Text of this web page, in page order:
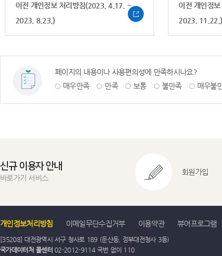
이전 개인정보 처리방침(2023. 4.17. ~
2023. 8.23.)
이전 개인정
2023. 11.22.)
페이지의 내용이나 사용편의성에 만족하시나요?
매우만족
만족 보통 불만족 매우불
신규 이용자 안내
바로가기 서비스
회원가입
개인정보처리방침 이메일무단수집거부 이용약관 뷰어프로그램
[35208] 대전광역시 서구 청사로 189 (둔산동, 정부대전청사 3동)
국가데이터처 콜센터 02-2012-9114 국번 없이 110